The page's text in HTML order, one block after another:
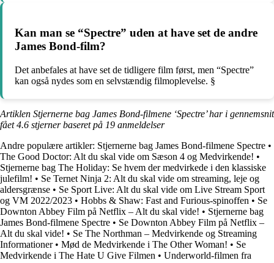
Kan man se “Spectre” uden at have set de andre
James Bond-film?
Det anbefales at have set de tidligere film først, men “Spectre”
kan også nydes som en selvstændig filmoplevelse. §
Artiklen Stjernerne bag James Bond-filmene ‘Spectre’ har i gennemsnit
fået4.6 stjerner baseret på 19 anmeldelser
Andre populære artikler: Stjernerne bag James Bond-filmene Spectre •
The Good Doctor: Alt du skal vide om Sæson 4 og Medvirkende! •
Stjernerne bag The Holiday: Se hvem der medvirkede i den klassiske
julefilm! • Se Ternet Ninja 2: Alt du skal vide om streaming, leje og
aldersgrænse • Se Sport Live: Alt du skal vide om Live Stream Sport
og VM 2022/2023 • Hobbs & Shaw: Fast and Furious-spinoffen • Se
Downton Abbey Film på Netflix – Alt du skal vide! • Stjernerne bag
James Bond-filmene Spectre • Se Downton Abbey Film på Netflix –
Alt du skal vide! • Se The Northman – Medvirkende og Streaming
Informationer• Mød de Medvirkende i The Other Woman! • Se
Medvirkende i The Hate U Give Filmen • Underworld-filmen fra